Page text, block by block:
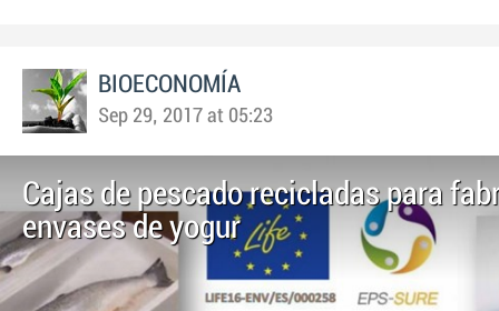
BIOECONOMÍA
Sep 29, 2017 at 05:23
Cajas de pescado recicladas para
envases de yogur